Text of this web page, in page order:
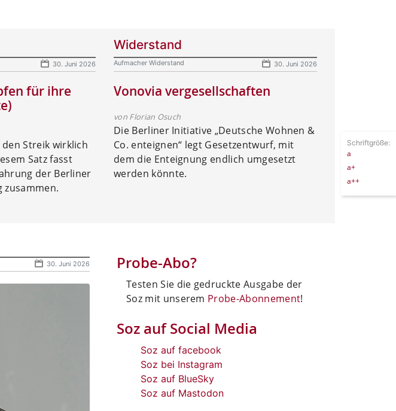
30. Juni 2026
für ihre
Streik wirklich
Satz fasst
der Berliner
zusammen.
Widerstand
Aufmacher Widerstand 30. Juni 2026
Vonovia vergesellschaften
von Florian Osuch
Die Berliner Initiative „Deutsche Wohnen &
Co. enteignen“ legt Gesetzentwurf, mit
dem die Enteignung endlich umgesetzt
werden könnte.
30. Juni 2026 Probe-Abo?
Testen Sie die gedruckte Ausgabe der
Soz mit unserem Probe-Abonnement!
Soz auf Social Media
Soz auf facebook
Soz bei Instagram
Soz auf BlueSky
Soz auf Mastodon
Schriftgröße:
a
a+
a++